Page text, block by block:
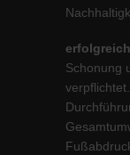
Schonung